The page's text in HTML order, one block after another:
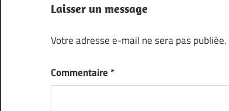
Laisser un message
Votre adresse e-mail ne sera pas publiée.
Commentaire *